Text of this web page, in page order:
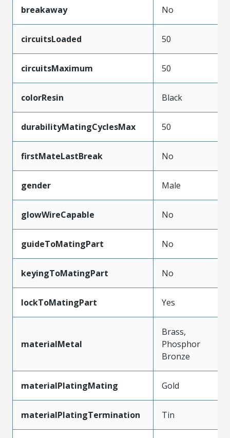
breakaway No
circuitsLoaded 50
circuitsMaximum 50
colorResin Black
durabilityMatingCyclesMax 50
firstMateLastBreak No
gender Male
glowWireCapable No
guideToMatingPart No
keyingToMatingPart No
lockToMatingPart Yes
materialMetal
Brass,
Phosphor
Bronze
materialPlatingMating Gold
materialPlatingTermination Tin